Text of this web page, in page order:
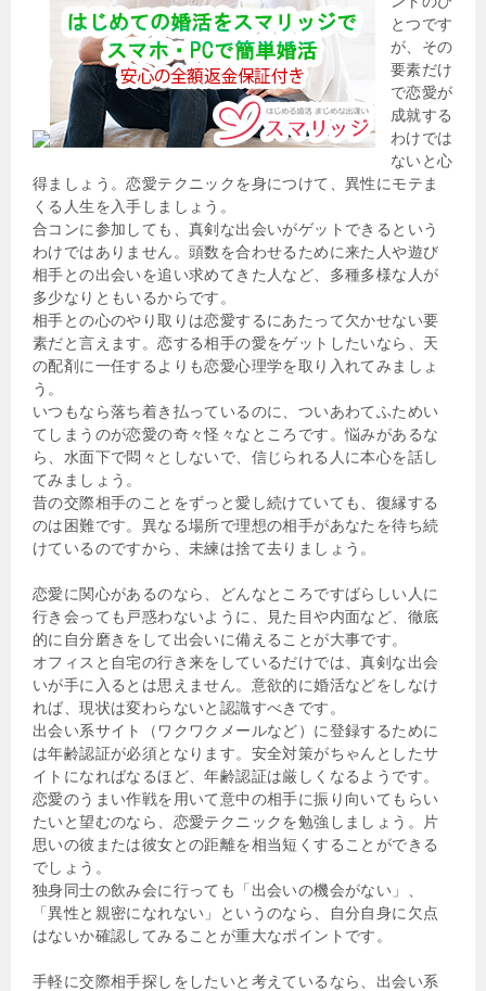
とつです
が、その
要素だけ
で恋愛が
成就する
わけでは
ないと心
得ましょう。恋愛テクニックを身につけて、異性にモテま
くる人生を入手しましょう。
合コンに参加しても、真剣な出会いがゲットできるという
わけではありません。頭数を合わせるために来た人や遊び
相手との出会いを追い求めてきた人など、多種多様な人が
多少なりともいるからです。
相手との心のやり取りは恋愛するにあたって欠かせない要
素だと言えます。恋する相手の愛をゲットしたいなら、天
の配剤に一任するよりも恋愛心理学を取り入れてみましょ
う。
いつもなら落ち着き払っているのに、ついあわてふためい
てしまうのが恋愛の奇々怪々なところです。悩みがあるな
ら、水面下で悶々としないで、信じられる人に本心を話し
てみましょう。
昔の交際相手のことをずっと愛し続けていても、復縁する
のは困難です。異なる場所で理想の相手があなたを待ち続
けているのですから、未練は捨て去りましょう。
恋愛に関心があるのなら、どんなところですばらしい人に
行き会っても戸惑わないように、見た目や内面など、徹底
的に自分磨きをして出会いに備えることが大事です。
オフィスと自宅の行き来をしているだけでは、真剣な出会
いが手に入るとは思えません。意欲的に婚活などをしなけ
れば、現状は変わらないと認識すべきです。
出会い系サイト（ワクワクメールなど）に登録するために
は年齢認証が必須となります。安全対策がちゃんとしたサ
イトになればなるほど、年齢認証は厳しくなるようです。
恋愛のうまい作戦を用いて意中の相手に振り向いてもらい
たいと望むのなら、恋愛テクニックを勉強しましょう。片
思いの彼または彼女との距離を相当短くすることができる
でしょう。
独身同士の飲み会に行っても「出会いの機会がない」、
「異性と親密になれない」というのなら、自分自身に欠点
はないか確認してみることが重大なポイントです。
手軽に交際相手探しをしたいと考えているなら、出会い系